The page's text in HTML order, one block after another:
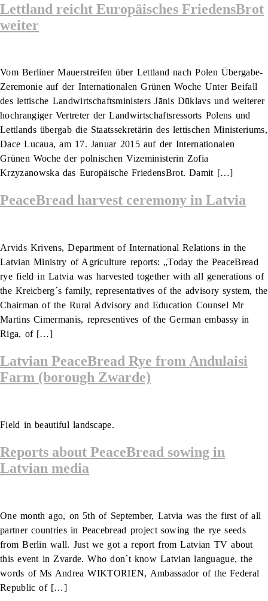
Lettland reicht Europäisches FriedensBrot
weiter
Vom Berliner Mauerstreifen über Lettland nach Polen Übergabe-
Zeremonie auf der Internationalen Grünen Woche Unter Beifall
des lettische Landwirtschaftsministers Jānis Dūklavs und weiterer
hochrangiger Vertreter der Landwirtschaftsressorts Polens und
Lettlands übergab die Staatssekretärin des lettischen Ministeriums,
Dace Lucaua, am 17. Januar 2015 auf der Internationalen
Grünen Woche der polnischen Vizeministerin Zofia
Krzyzanowska das Europäische FriedensBrot. Damit […]
PeaceBread harvest ceremony in Latvia
Arvids Krivens, Department of International Relations in the
Latvian Ministry of Agriculture reports: „Today the PeaceBread
rye field in Latvia was harvested together with all generations of
the Kreicberg´s family, representatives of the advisory system, the
Chairman of the Rural Advisory and Education Counsel Mr
Martins Cimermanis, representives of the German embassy in
Riga, of […]
Latvian PeaceBread Rye from Andulaisi
Farm (borough Zwarde)
Field in beautiful landscape.
Reports about PeaceBread sowing in
Latvian media
One month ago, on 5th of September, Latvia was the first of all
partner countries in Peacebread project sowing the rye seeds
from Berlin wall. Just we got a report from Latvian TV about
this event in Zvarde. Who don´t know Latvian languague, the
words of Ms Andrea WIKTORIEN, Ambassador of the Federal
Republic of […]